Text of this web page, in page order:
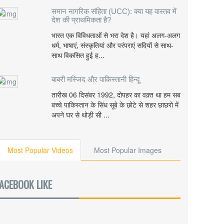
समान नागरिक संहिता (UCC): क्या यह वास्तव में
देश की प्राथमिकता है?
भारत एक विविधताओं से भरा देश है। यहां अलग-अलग
धर्म, भाषाएं, संस्कृतियां और परंपराएं सदियों से साथ-
साथ विकसित हुई ह...
बाबरी मस्जिद और पाकिस्तानी हिन्दू
तारीख 06 दिसंबर 1992, दोपहर का वक़्त था हम सब
बच्चे पाकिस्तान के सिंध सूबे के छोटे से शहर छाछरो में
अपने घर से थोड़ी सी ...
Most Popular Videos Most Popular Images
LIKE